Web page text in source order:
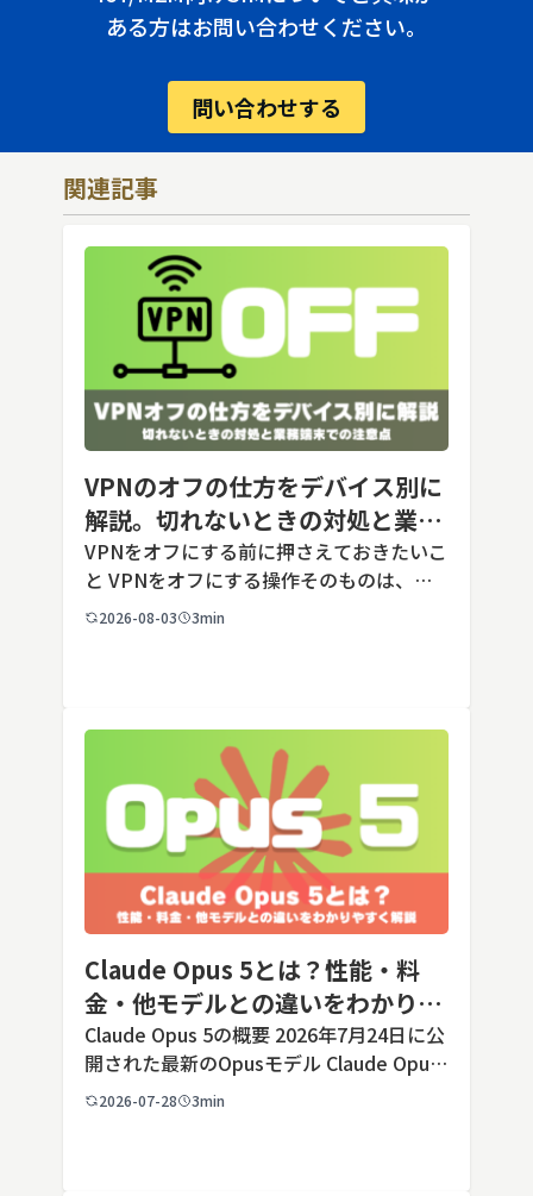
ある方はお問い合わせください。
問い合わせする
関連記事
VPNのオフの仕方をデバイス別に
解説。切れないときの対処と業務
端末での注意点
VPNをオフにする前に押さえておきたいこ
と VPNをオフにする操作そのものは、ど
の端末でも数タップから数クリックで完了
2026-08-03 3min
Claude Opus 5とは？性能・料
金・他モデルとの違いをわかりや
すく解説
Claude Opus 5の概要 2026年7月24日に公
開された最新のOpusモデル Claude Opus
5は、米国のAI企業Anthropic（アンソロピ
2026-07-28 3min